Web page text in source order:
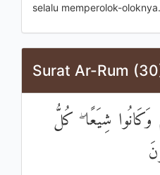
selalu memperolok-oloknya.
Surat Ar-Rum
وَكَانُوا شِيَعًا ۖ كُلُّ